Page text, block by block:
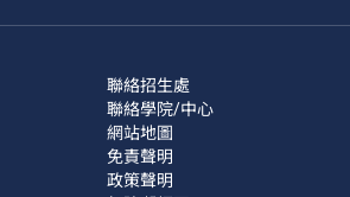
聯絡招生處
聯絡學院/中心
網站地圖
免責聲明
政策聲明